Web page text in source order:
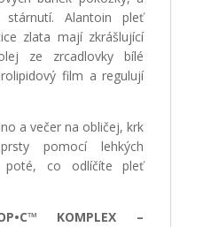
Alantoin pleť
zlata mají zkrášlující
ze zrcadlovky bílé
film a regulují
a večer na obličej, krk
pomocí lehkých
poté, co odlíčíte pleť
KOMPLEX –